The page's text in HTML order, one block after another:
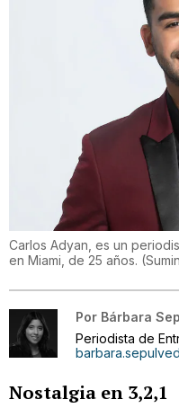
Carlos Adyan, es un
en Miami, de 25 años. (
Por Bárbara
Periodista de
Nostalgia en 3,2,1